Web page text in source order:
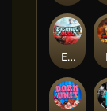
Eternal Duel